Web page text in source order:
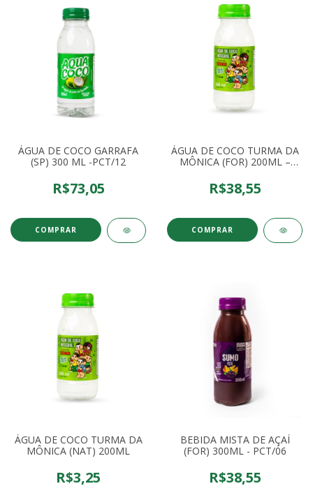
ÁGUA DE COCO GARRAFA
(SP) 300 ML -PCT/12
R$73,05
ÁGUA DE COCO TURMA DA
MÔNICA (FOR) 200ML –
R$38,55
ÁGUA DE COCO TURMA DA
MÔNICA (NAT) 200ML
R$3,25
BEBIDA MISTA DE AÇAÍ
(FOR) 300ML - PCT/06
R$38,55